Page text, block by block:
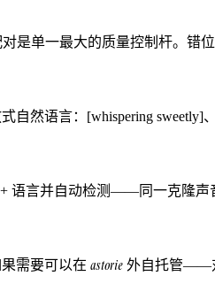
是单一最大的质量控制杆。错
自然语言：[whispering sweetly]
语言并自动检测——同一克隆声
需要可以在 astorie 外自托管——